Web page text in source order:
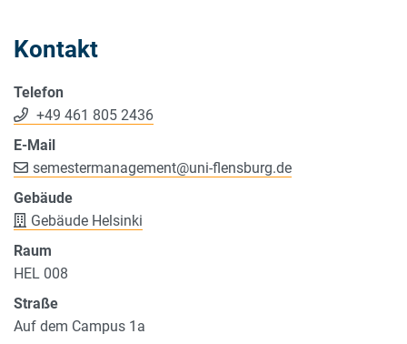
Kontakt
Telefon
+49 461 805 2436
E-Mail
semestermanagement@uni-flensburg.de
Gebäude
Gebäude Helsinki
Raum
HEL 008
Straße
Auf dem Campus 1a